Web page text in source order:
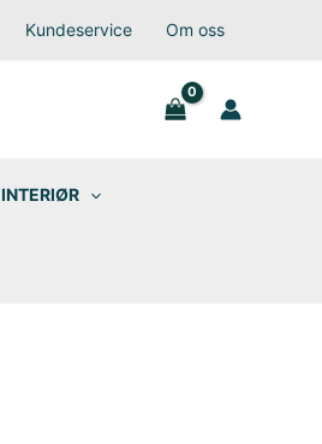
Kundeservice Om oss
INTERIØR